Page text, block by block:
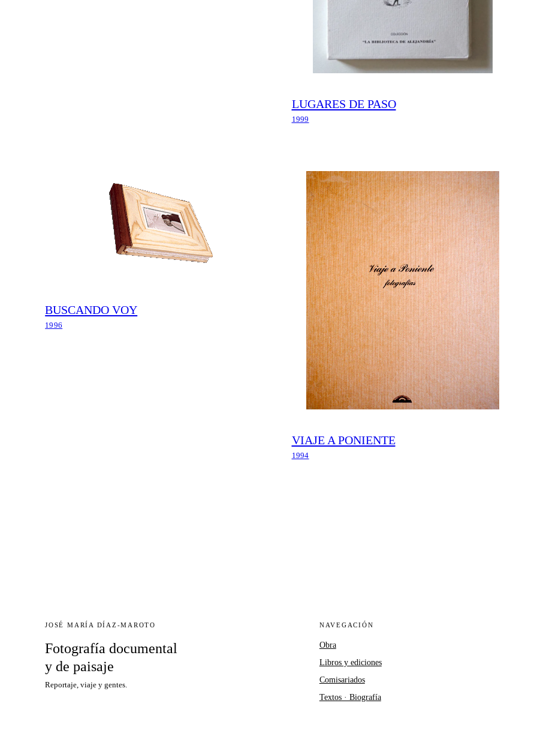
LUGARES DE PASO
1999
BUSCANDO VOY
1996
VIAJE A PONIENTE
1994
JOSÉ MARÍA DÍAZ-MAROTO
Fotografía documental
y de paisaje
Reportaje, viaje y gentes.
NAVEGACIÓN
Obra
Libros y ediciones
Comisariados
Textos · Biografía